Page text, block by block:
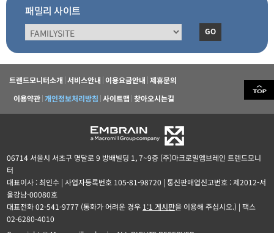
패밀리 사이트
GO
트렌드모니터소개 서비스안내 이용요금안내 제휴문의
이용약관 개인정보처리방침 사이트맵 찾아오시는길
06714 서울시 서초구 명달로 9 방배빌딩 1, 7~9층 (주)마크로밀엠브레인 트렌드모니
터
대표이사 : 최인수 | 사업자등록번호 105-81-98720 | 통신판매업신고번호 : 제2012-서
울강남-00080호
대표전화 02-541-9777 (통화가 어려운 경우 1:1 게시판을 이용해 주십시오.) | 팩스
02-6280-4010